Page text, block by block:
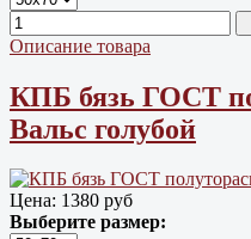
Описание товара
КПБ бязь ГОСТ
Вальс голубой
Цена: 1380 руб
Выберите размер: